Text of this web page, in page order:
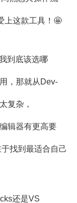
上这款工具！🤩
到底该选哪
，那就从Dev-
复杂，
辑器有更高要
找到最适合自己
还是VS